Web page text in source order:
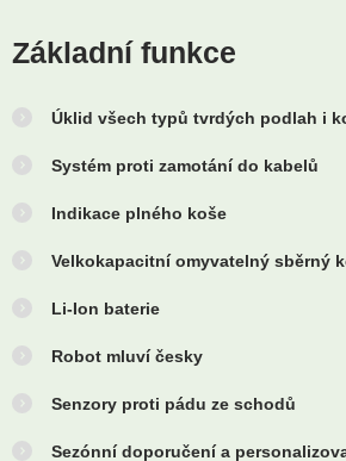
Základní funkce
Úklid všech typů tvrdých podlah i
Systém proti zamotání do kabelů
Indikace plného koše
Velkokapacitní omyvatelný sběrný
Li-Ion baterie
Robot mluví česky
Senzory proti pádu ze schodů
Sezónní doporučení a